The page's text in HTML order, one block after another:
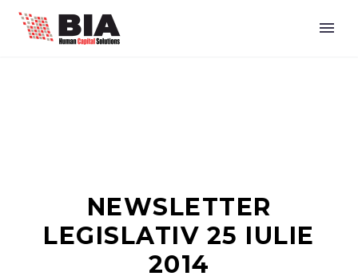
NEWSLETTER
LEGISLATIV 25 IULIE
2014